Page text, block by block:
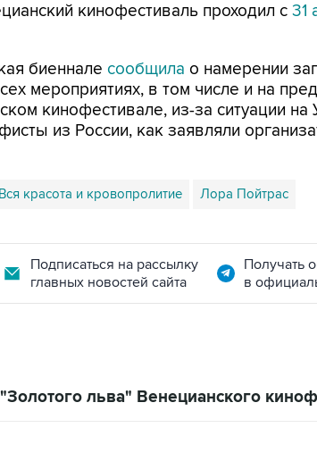
кинофестиваль проходил с 31
биеннале сообщила о намерении
мероприятиях, в том числе и на
кинофестивале, из-за ситуации на
из России, как заявляли
Вся красота и кровопролитие Лора Пойтрас
Подписаться на рассылку
главных новостей сайта
Получать
в
льва" Венецианского